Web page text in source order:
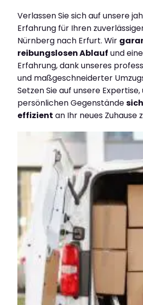
Verlassen Sie sich auf unsere
Erfahrung für Ihren
Nürnberg nach Erfurt. Wir
reibungslosen Ablauf und
Erfahrung, dank unseres
und maßgeschneiderter
Setzen Sie auf unsere
persönlichen Gegenstände
effizient an Ihr neues Zuhause